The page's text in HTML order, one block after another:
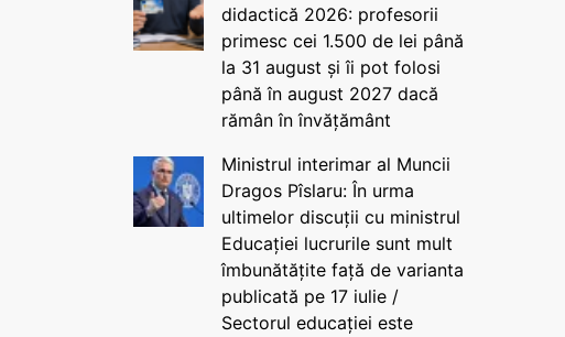
didactică 2026: profesorii
primesc cei 1.500 de lei până
la 31 august și îi pot folosi
până în august 2027 dacă
rămân în învățământ
Ministrul interimar al Muncii
Dragos Pîslaru: În urma
ultimelor discuții cu ministrul
Educației lucrurile sunt mult
îmbunătățite față de varianta
publicată pe 17 iulie /
Sectorul educației este